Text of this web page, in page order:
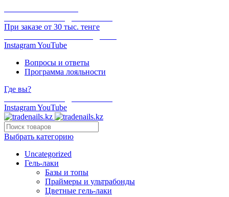
При заказе от 30 тыс. тенге
InstagramYouTube
Вопросы и ответы
Программа лояльности
Где вы?
InstagramYouTube
Выбрать категорию
Uncategorized
Гель-лаки
Базы и топы
Праймеры и ультрабонды
Цветные гель-лаки